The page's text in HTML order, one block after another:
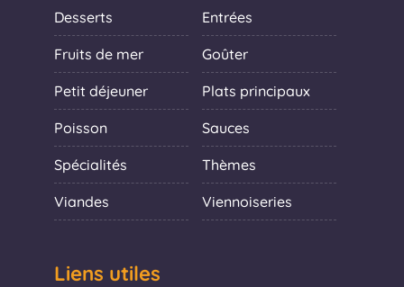
Desserts Entrées
Fruits de mer Goûter
Petit déjeuner Plats principaux
Poisson Sauces
Spécialités Thèmes
Viandes Viennoiseries
Liens utiles